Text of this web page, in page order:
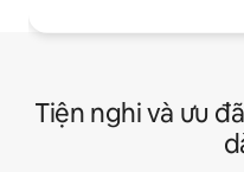
Tiện nghi và ưu